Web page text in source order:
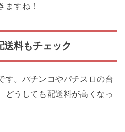
ますね！
送料もチェック
す。パチンコやパチスロの台
どうしても配送料が高くなっ